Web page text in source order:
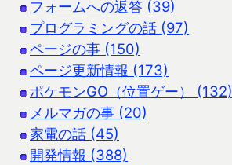
フォームへの返答 (39)
プログラミングの話 (97)
ページの事 (150)
ページ更新情報 (173)
ポケモンGO（位置ゲー） (132)
メルマガの事 (20)
家電の話 (45)
開発情報 (388)